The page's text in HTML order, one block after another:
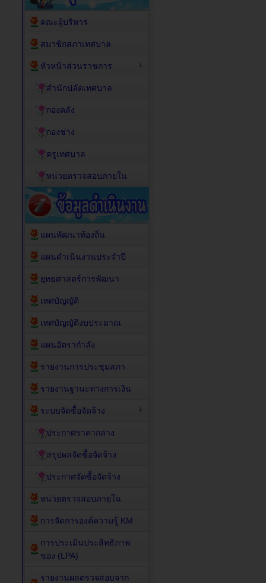
คณะผู้บริหาร
สมาชิกสภาเทศบาล
หัวหน้าส่วนราชการ
สำนักปลัดเทศบาล
กองคลัง
กองช่าง
ครูเทศบาล
หน่วยตรวจสอบภายใน
แผนพัฒนาท้องถิ่น
แผนดำเนินงานประจำปี
ยุทธศาสตร์การพัฒนา
เทศบัญญัติ
เทศบัญญัติงบประมาณ
แผนอัตรากำลัง
รายงานการประชุมสภา
รายงานฐานะทางการเงิน
ระบบจัดซื้อจัดจ้าง
ประกาศราคากลาง
สรุปผลจัดซื้อจัดจ้าง
ประกาศจัดซื้อจัดจ้าง
หน่วยตรวจสอบภายใน
การจัดการองค์ความรู้ KM
การประเมินประสิทธิภาพ
ของ (LPA)
รายงานผลตรวจสอบจาก